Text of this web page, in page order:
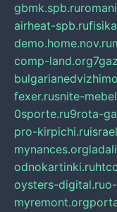
gbmk.spb.ru
airheat-spb.ru
demo.home.nov.ru
comp-land.org
fexer.rusnite-
0sporte.ru9rota-
pro-kirpichi.ru
mynances.org
odnokartinki.ru
oysters-digital.ru
myremont.org